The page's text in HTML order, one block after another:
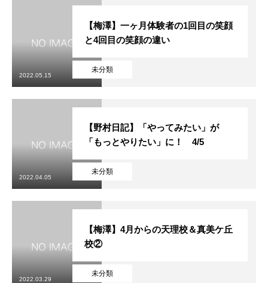
未分類
【梅澤】一ヶ月体験者の1回目の笑顔
と4回目の笑顔の違い
2022.05.15
未分類
【野村日記】「やってみたい」が
「もっとやりたい」に！ 4/5
2022.04.05
未分類
【梅澤】4月からの天理校＆真美ケ丘
校②
2022.03.29